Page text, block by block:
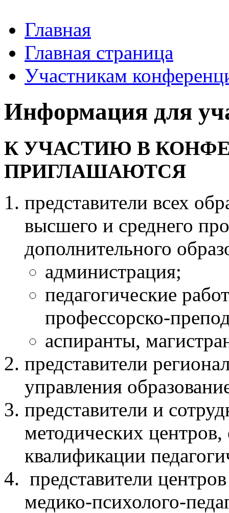
Главная
Главная страница
Участникам
Информация для
К УЧАСТИЮ В
ПРИГЛАШАЮТСЯ
представители всех
высшего и среднего
дополнительного
администрация;
педагогические
профессорско-
аспиранты,
представители
управления
представители и
методических
квалификации
представители
медико-психолого-